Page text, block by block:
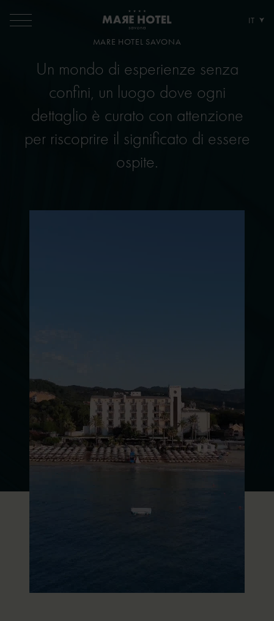
IT
MARE HOTEL SAVONAMARE HOTEL SAVONA
Un mondo di esperienze senza
confini, un luogo dove ogni
dettaglio è curato con attenzione
per riscoprire il significato di essere
ospite.
Un mondo di esperienze senza
confini, un luogo dove ogni
dettaglio è curato con attenzione
per riscoprire il significato di essere
ospite.